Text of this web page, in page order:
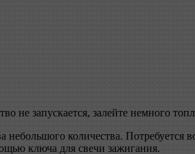
не запускается, залейте немного
небольшого количества. Потребуется
ключа для свечи зажигания.